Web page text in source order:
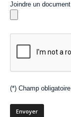
Joindre un document
(*) Champ obligatoire